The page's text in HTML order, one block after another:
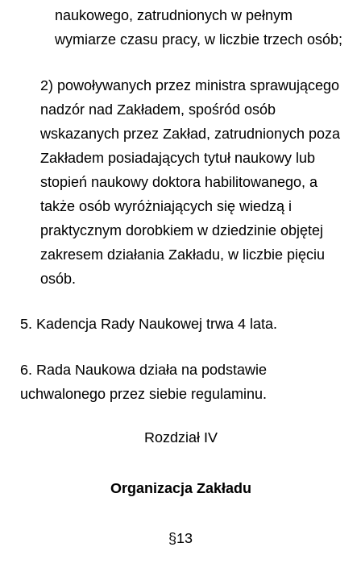
naukowego, zatrudnionych w pełnym
wymiarze czasu pracy, w liczbie trzech osób;
2) powoływanych przez ministra sprawującego
nadzór nad Zakładem, spośród osób
wskazanych przez Zakład, zatrudnionych poza
Zakładem posiadających tytuł naukowy lub
stopień naukowy doktora habilitowanego, a
także osób wyróżniających się wiedzą i
praktycznym dorobkiem w dziedzinie objętej
zakresem działania Zakładu, w liczbie pięciu
osób.
5. Kadencja Rady Naukowej trwa 4 lata.
6. Rada Naukowa działa na podstawie
uchwalonego przez siebie regulaminu.
Rozdział IV
Organizacja Zakładu
§13